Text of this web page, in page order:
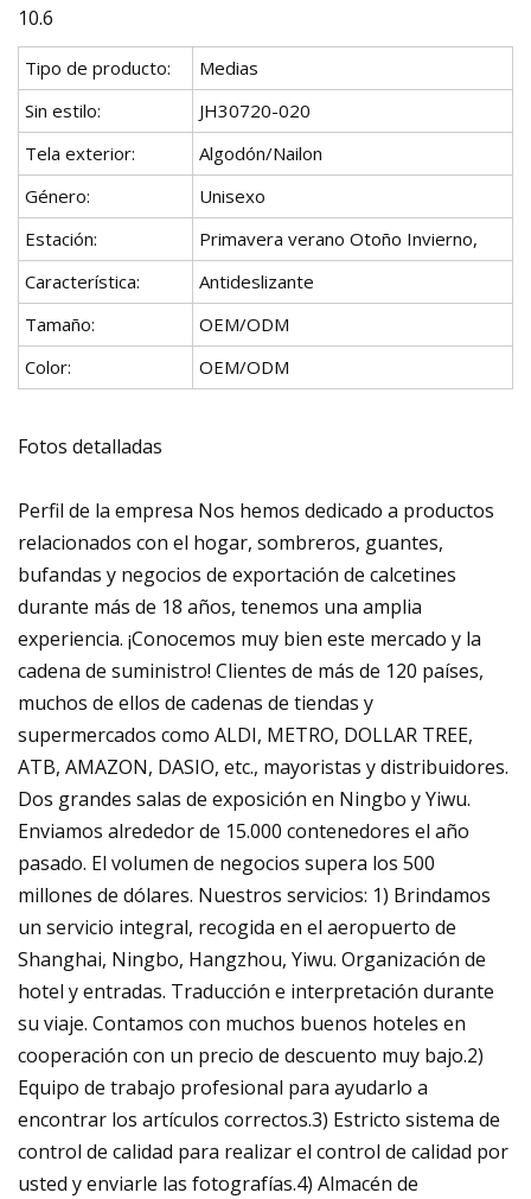
10.6
Tipo de producto:
Medias
Sin estilo:
JH30720-020
Tela exterior:
Algodón/Nailon
Género:
Unisexo
Estación:
Primavera verano Otoño Invierno,
Característica:
Antideslizante
Tamaño:
OEM/ODM
Color:
OEM/ODM
Fotos detalladas
Perfil de la empresa Nos hemos dedicado a productos
relacionados con el hogar, sombreros, guantes,
bufandas y negocios de exportación de calcetines
durante más de 18 años, tenemos una amplia
experiencia. ¡Conocemos muy bien este mercado y la
cadena de suministro! Clientes de más de 120 países,
muchos de ellos de cadenas de tiendas y
supermercados como ALDI, METRO, DOLLAR TREE,
ATB, AMAZON, DASIO, etc., mayoristas y distribuidores.
Dos grandes salas de exposición en Ningbo y Yiwu.
Enviamos alrededor de 15.000 contenedores el año
pasado. El volumen de negocios supera los 500
millones de dólares. Nuestros servicios: 1) Brindamos
un servicio integral, recogida en el aeropuerto de
Shanghai, Ningbo, Hangzhou, Yiwu. Organización de
hotel y entradas. Traducción e interpretación durante
su viaje. Contamos con muchos buenos hoteles en
cooperación con un precio de descuento muy bajo.2)
Equipo de trabajo profesional para ayudarlo a
encontrar los artículos correctos.3) Estricto sistema de
control de calidad para realizar el control de calidad por
usted y enviarle las fotografías.4) Almacén de